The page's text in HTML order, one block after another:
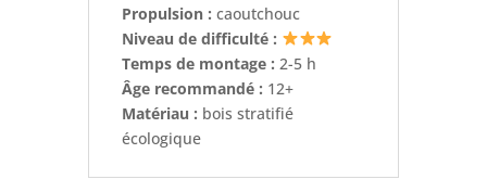
Propulsion : caoutchouc
Niveau de difficulté :
Temps de montage : 2-5 h
Âge recommandé : 12+
Matériau : bois stratifié
écologique